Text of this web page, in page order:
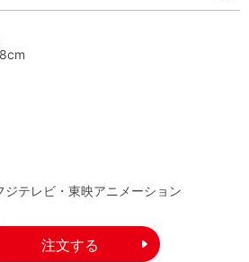
テレビ・東映アニメーション